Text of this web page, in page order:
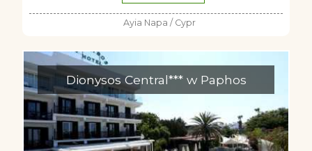
Ayia Napa / Cypr
Dionysos Central*** w Paphos